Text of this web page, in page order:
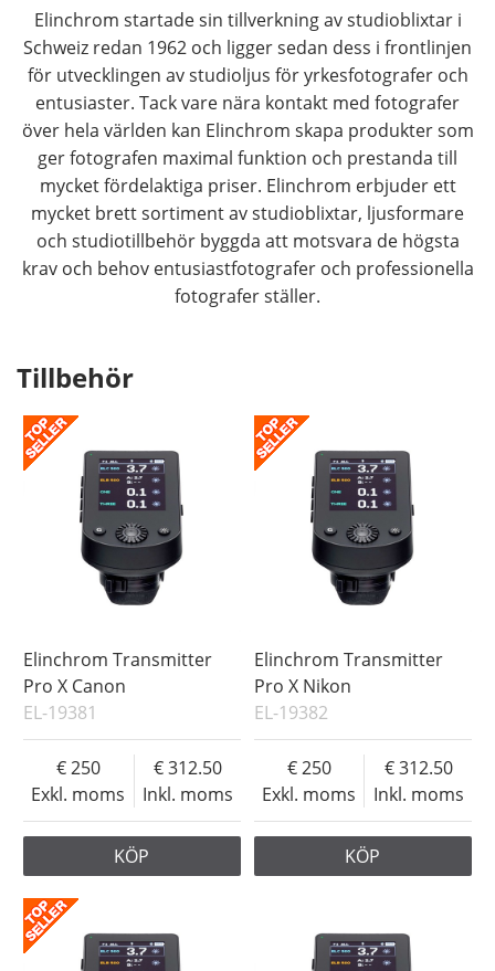
Elinchrom startade sin tillverkning av studioblixtar i
Schweiz redan 1962 och ligger sedan dess i frontlinjen
för utvecklingen av studioljus för yrkesfotografer och
entusiaster. Tack vare nära kontakt med fotografer
över hela världen kan Elinchrom skapa produkter som
ger fotografen maximal funktion och prestanda till
mycket fördelaktiga priser. Elinchrom erbjuder ett
mycket brett sortiment av studioblixtar, ljusformare
och studiotillbehör byggda att motsvara de högsta
krav och behov entusiastfotografer och professionella
fotografer ställer.
Tillbehör
Elinchrom Transmitter
Pro X Canon
EL-19381
Exkl. moms
250
Inkl. moms
312.50
KÖP
Elinchrom Transmitter
Pro X Nikon
EL-19382
Exkl. moms
250
Inkl. moms
312.50
KÖP